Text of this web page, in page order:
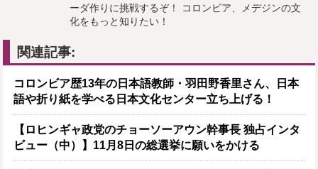
ーダ作りに挑戦するぞ！ コロンビア、メデジンの文
化をもっと知りたい！
関連記事:
コロンビア歴13年の日本語教師・羽田野香里さん、日本
語や折り紙を学べる日本文化センター立ち上げる！
【ロヒンギャ政党のチョーソーアウン幹事長 独占インタ
ビュー（中）】11月8日の総選挙に願いをかける